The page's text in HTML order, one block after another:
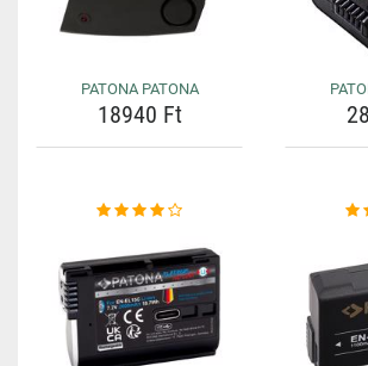
PATONA PATONA
18940 Ft